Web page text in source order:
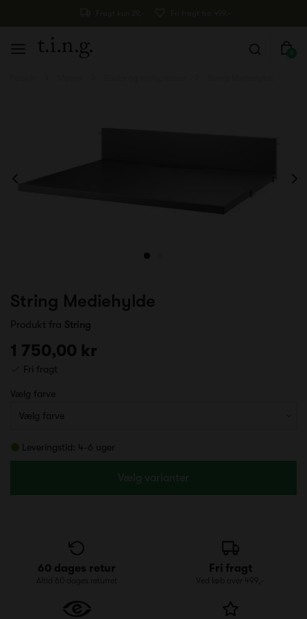
0
String Mediehylde
Produkt fra String
1 750,00 kr
Fri fragt
Vælg farve
Leveringstid: 4-6 uger
Vælg varianter
60 dages retur
Altid 60 dages returret
Fri fragt
Ved køb over 499,-